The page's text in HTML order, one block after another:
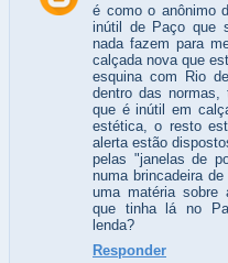
é como o anônimo
inútil de Paço que
nada fazem para
calçada nova que
esquina com Rio
dentro das normas,
que é inútil em
estética, o resto
alerta estão
pelas "janelas de
numa brincadeira
uma matéria sobre
que tinha lá no
lenda?
Responder